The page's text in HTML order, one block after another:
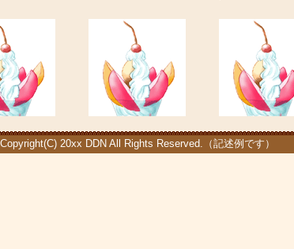
Copyright(C) 20xx DDN All Rights Reserved.（記述例です）